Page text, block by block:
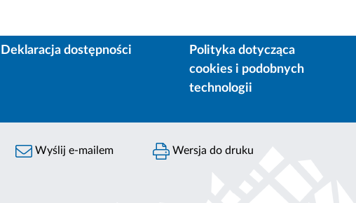
Deklaracja dostępności
Polityka dotycząca
cookies i podobnych
technologii
Wyślij e-mailem Wersja do druku